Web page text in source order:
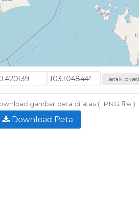
Lacak lokasi
gambar peta di atas ( .PNG file )
Download Peta